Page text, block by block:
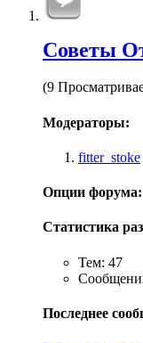
Советы
(9
Модераторы:
fitter_stoke
Опции форума:
Статистика
Тем: 47
Последнее